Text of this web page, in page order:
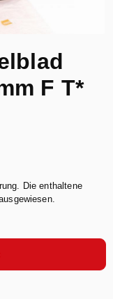
F T*
Die enthaltene